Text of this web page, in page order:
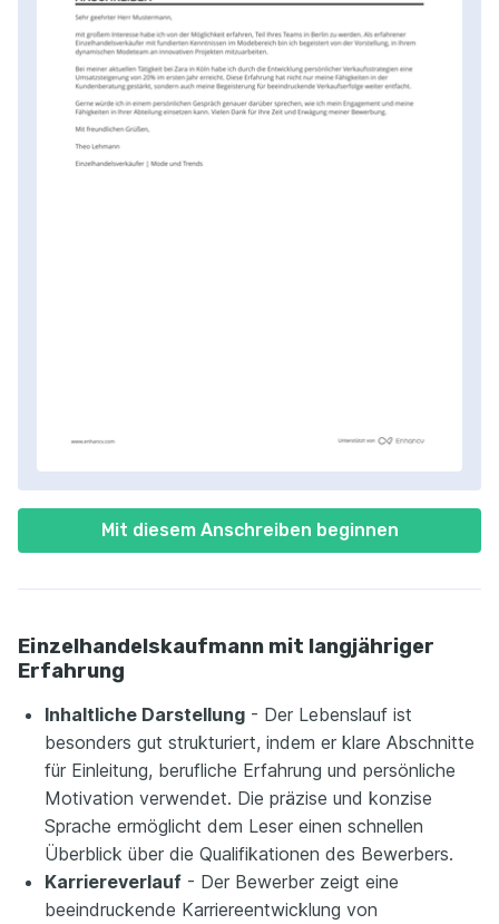
Mit diesem Anschreiben beginnen
Einzelhandelskaufmann mit langjähriger
Erfahrung
Inhaltliche Darstellung - Der Lebenslauf ist
besonders gut strukturiert, indem er klare Abschnitte
für Einleitung, berufliche Erfahrung und persönliche
Motivation verwendet. Die präzise und konzise
Sprache ermöglicht dem Leser einen schnellen
Überblick über die Qualifikationen des Bewerbers.
Karriereverlauf - Der Bewerber zeigt eine
beeindruckende Karriereentwicklung von